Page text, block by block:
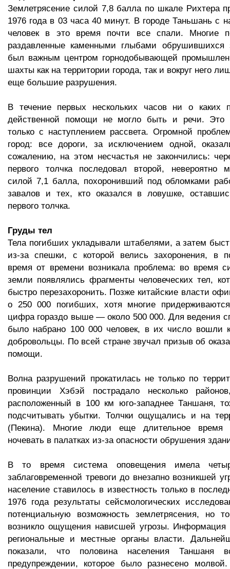
Землетрясение силой 7,8 балла по шкале Рихтера
1976 года в 03 часа 40 минут. В городе Таньшань с
человек в это время почти все спали. Многие
раздавленные каменными глыбами обрушившихся
был важным центром горнодобывающей
шахты как на территории города, так и вокруг него
еще большие разрушения.
В течение первых нескольких часов ни о каких
действенной помощи не могло быть и речи. Это
только с наступлением рассвета. Огромной
город: все дороги, за исключением одной,
сожалению, на этом несчастья не закончились:
первого толчка последовал второй,
силой 7,1 балла, похоронивший под обломками
завалов и тех, кто оказался в ловушке,
первого толчка.
Груды тел
Тела погибших укладывали штабелями, а затем
из-за спешки, с которой велись захоронения, в
время от времени возникала проблема: во время
земли появлялись фрагменты человеческих тел,
быстро перезахоронить. Позже китайские власти
о 250 000 погибших, хотя многие
цифра гораздо выше — около 500 000. Для ведения
было набрано 100 000 человек, в их число вошли
добровольцы. По всей стране звучал призыв об
помощи.
Волна разрушений прокатилась не только по
провинции Хэбэй пострадало несколько
расположенный в 100 км юго-западнее Таншаня,
подсчитывать убытки. Толчки ощущались и на
(Пекина). Многие люди еще длительное время
ночевать в палатках из-за опасности обрушения
В то время система оповещения имела
заблаговременной тревоги до внезапно возникшей
население ставилось в известность только в
1976 года результаты сейсмологических
потенциальную возможность землетрясения, но
возникло ощущения нависшей угрозы. Информация
региональные и местные органы власти.
показали, что половина населения Таншаня
предупреждении, которое было разнесено